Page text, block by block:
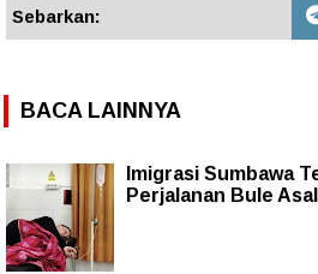
Sebarkan:
BACA LAINNYA
Imigrasi Sumbawa
Perjalanan Bule